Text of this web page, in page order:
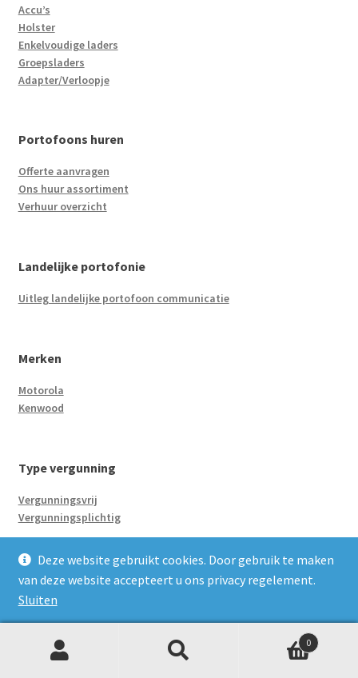
Accu’s
Holster
Enkelvoudige laders
Groepsladers
Adapter/Verloopje
Portofoons huren
Offerte aanvragen
Ons huur assortiment
Verhuur overzicht
Landelijke portofonie
Uitleg landelijke portofoon communicatie
Merken
Motorola
Kenwood
Type vergunning
Vergunningsvrij
Vergunningsplichtig
Accessoires
Headsets oortjes
C-vorm oortje
D-vorm oortje
1 draads oortje
0
Deze website gebruikt cookies. Door gebruik te maken
van deze website accepteert u ons privacy regelement.
Sluiten